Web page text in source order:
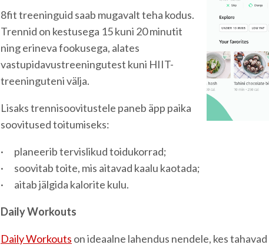
8fit treeninguid saab mugavalt teha kodus.
Trennid on kestusega 15 kuni 20 minutit
ning erineva fookusega, alates
vastupidavustreeningutest kuni HIIT-
treeninguteni välja.
Lisaks trennisoovitustele paneb äpp paika
soovitused toitumiseks:
· planeerib tervislikud toidukorrad;
· soovitab toite, mis aitavad kaalu kaotada;
· aitab jälgida kalorite kulu.
Daily Workouts
Daily Workouts on ideaalne lahendus nendele, kes